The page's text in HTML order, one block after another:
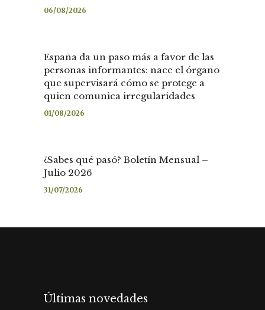
06/08/2026
España da un paso más a favor de las
personas informantes: nace el órgano
que supervisará cómo se protege a
quien comunica irregularidades
01/08/2026
¿Sabes qué pasó? Boletín Mensual –
Julio 2026
31/07/2026
Últimas novedades